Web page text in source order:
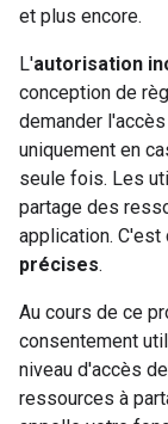
et plus encore.
L'autorisation
conception de
demander
uniquement en
seule fois. Les
partage des
application. C'est
précises.
Au cours de ce
consentement
niveau d'accès
ressources à